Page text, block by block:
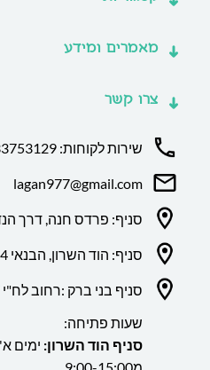
מאמרים ומידע
צרו קשר
שירות לקוחות: 0733753129
lagan977@gmail.com
סניף: פרדס חנה, דרך
סניף: הוד השרון, הבנאי 4
סניף בני ברק :רחוב לח"י 17
שעות פתיחה:
סניף הוד השרון: